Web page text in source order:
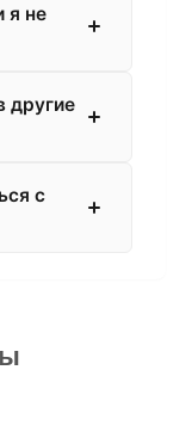
я не
другие
с